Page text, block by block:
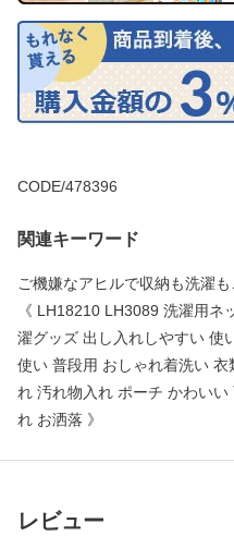
CODE/478396
関連キーワード
ご機嫌なアヒルで収納も洗濯も
《 LH18210 LH3089 洗濯用
濯グッズ 出し入れしやすい 使
使い 普段用 おしゃれ着洗い
れ 汚れ物入れ ポーチ かわい
れ お洒落 》
レビュー